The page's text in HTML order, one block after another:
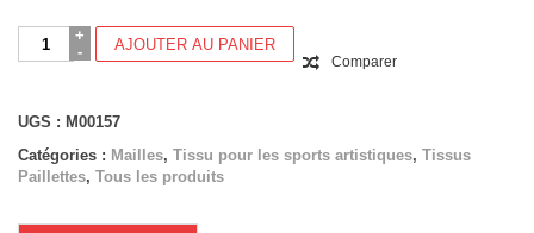
quantité
de
M00157
Paillettes)
AJOUTER AU PANIER
Comparer
UGS : M00157
Catégories : Mailles, Tissu pour les sports artistiques, Tissus
Paillettes, Tous les produits